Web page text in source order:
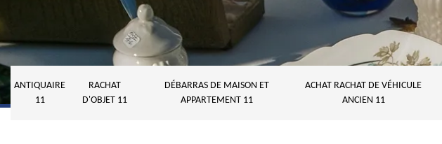
ANTIQUAIRE
11
RACHAT
D'OBJET 11
DÉBARRAS DE MAISON ET
APPARTEMENT 11
ACHAT RACHAT DE VÉHICULE
ANCIEN 11